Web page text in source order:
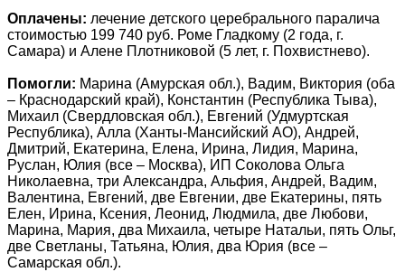
Оплачены: лечение детского церебрального паралича
стоимостью 199 740 руб. Роме Гладкому (2 года, г.
Самара) и Алене Плотниковой (5 лет, г. Похвистнево).
Помогли: Марина (Амурская обл.), Вадим, Виктория (оба
– Краснодарский край), Константин (Республика Тыва),
Михаил (Свердловская обл.), Евгений (Удмуртская
Республика), Алла (Ханты-Мансийский АО), Андрей,
Дмитрий, Екатерина, Елена, Ирина, Лидия, Марина,
Руслан, Юлия (все – Москва), ИП Соколова Ольга
Николаевна, три Александра, Альфия, Андрей, Вадим,
Валентина, Евгений, две Евгении, две Екатерины, пять
Елен, Ирина, Ксения, Леонид, Людмила, две Любови,
Марина, Мария, два Михаила, четыре Натальи, пять Ольг,
две Светланы, Татьяна, Юлия, два Юрия (все –
Самарская обл.).